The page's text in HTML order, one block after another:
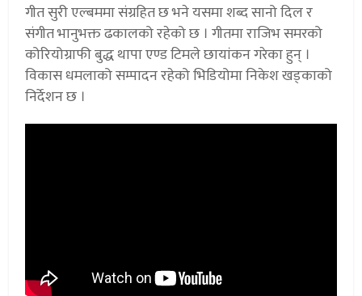
गीत सुरी एल्बममा संग्रहित छ भने यसमा शब्द सानो दिल र
संगीत भानुभक्त ढकालको रहेको छ । गीतमा राजिभ समरको
कोरियोग्राफी बुद्ध थापा एण्ड टिमले छायांकन गरेका हुन् ।
विकास धमलाको सम्पादन रहेको भिडियोमा निकेश खड्काको
निर्देशन छ ।